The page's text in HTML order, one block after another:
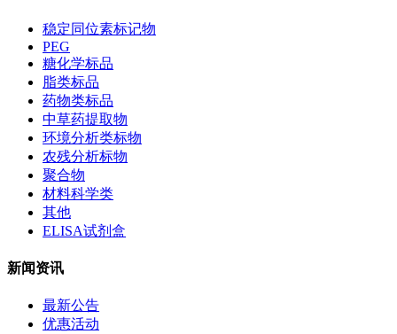
稳定同位素标记物
PEG
糖化学标品
脂类标品
药物类标品
中草药提取物
环境分析类标物
农残分析标物
聚合物
材料科学类
其他
ELISA试剂盒
新闻资讯
最新公告
优惠活动